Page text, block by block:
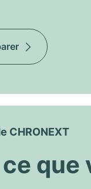
CHRONEXT
que